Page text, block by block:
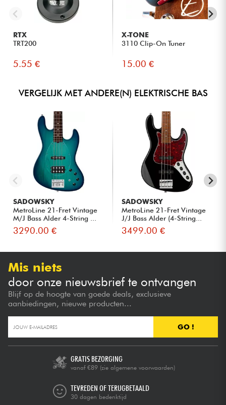
RTX
TRT200
5.55 €
X-TONE
3110 Clip-On Tuner
15.00 €
VERGELIJK MET ANDERE(N) ELEKTRISCHE BAS
SADOWSKY
MetroLine 21-Fret Vintage
M/J Bass Alder 4-String ...
3290.00 €
SADOWSKY
MetroLine 21-Fret Vintage
J/J Bass Alder (4-String...
3499.00 €
Mis niets
door onze nieuwsbrief te ontvangen
Blijf op de hoogte van goede deals, exclusieve
aanbiedingen, nieuwe producten...
GO !
GRATIS BEZORGING
vanaf €89 (zie algemene voorwaarden)
TEVREDEN OF TERUGBETAALD
30 dagen bedenktijd